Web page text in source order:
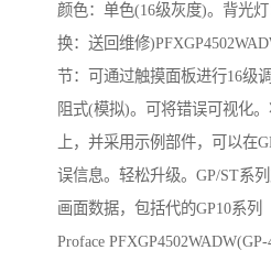
颜色：单色(16级灰度)。背光
换：送回维修
节：可通过触摸面板进行16级
阻式(模拟)。可将错误可视化
上，并采用示例部件，可以在
误信息。轻松升级。GP/ST系
画面数据，包括代的GP10系列
Proface